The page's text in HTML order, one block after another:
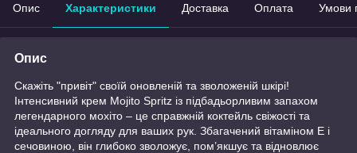
Опис Характеристики Доставка Оплата Умови
Опис
Скажіть "привіт" своїй оновленій та зволоженій шкірі!
Інтенсивний крем Mojito Spritz із підбадьорливим запахом
легендарного мохіто – це справжній коктейль свіжості та
ідеального догляду для ваших рук. Збагачений вітаміном E і
сечовиною, він глибоко зволожує, пом’якшує та відновлює